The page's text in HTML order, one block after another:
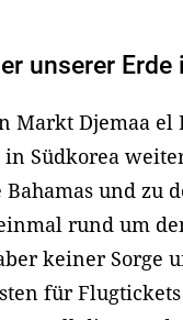
unserer
Markt Djemaa
in Südkorea
und zu
rund um
keiner Sorge
für